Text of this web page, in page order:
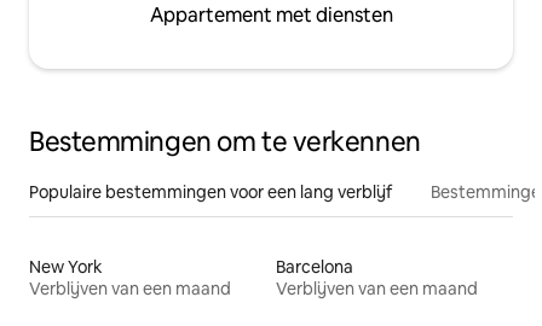
Appartement met diensten
Bestemmingen om te verkennen
Populaire bestemmingen voor een lang verblijf
New York
Verblijven van een maand
Barcelona
Verblijven van een maand